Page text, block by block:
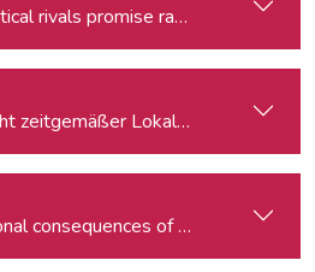
rivals promise radical policy
zeitgemäßer Lokaljournalismus